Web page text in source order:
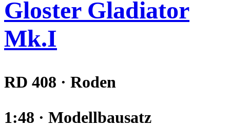
Gloster Gladiator
Mk.I
RD 408 · Roden
1:48 · Modellbausatz